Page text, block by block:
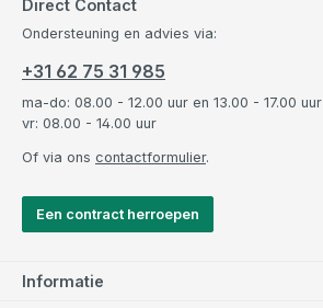
Direct Contact
Ondersteuning en advies via:
+31 62 75 31 985
ma-do: 08.00 - 12.00 uur en 13.00 - 17.00 uur
vr: 08.00 - 14.00 uur
Of via ons contactformulier.
Een contract herroepen
Informatie